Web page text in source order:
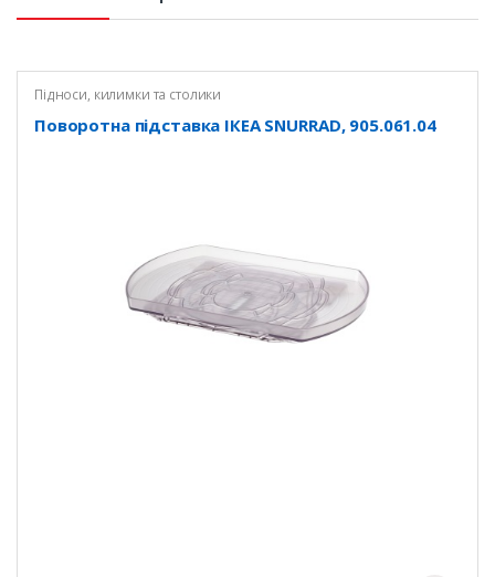
Підноси, килимки та столики
Поворотна підставка ІКЕА SNURRAD, 905.061.04